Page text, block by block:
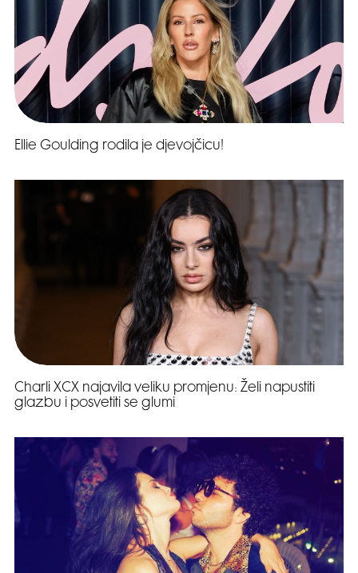
Ellie Goulding rodila je djevojčicu!
Charli XCX najavila veliku promjenu: Želi napustiti
glazbu i posvetiti se glumi